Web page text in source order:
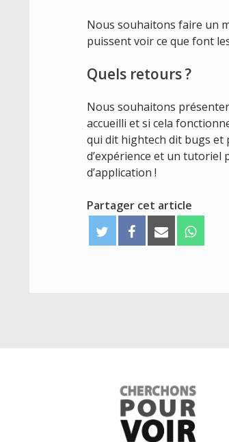
Nous souhaitons faire un
puissent voir ce que font
Quels retours ?
Nous souhaitons
accueilli et si cela
qui dit hightech dit bugs
d’expérience et un tutoriel
d’application !
Partager cet article
w
a
m
h